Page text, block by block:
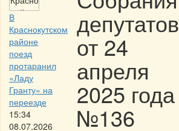
В
Краснокутском
районе
поезд
протаранил
«Ладу
Гранту» на
переезде
15:34
08.07.2026
депутатов
от 24
апреля
2025 года
№136